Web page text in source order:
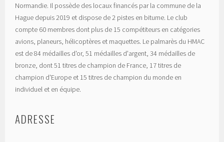
Normandie. Il possède des locaux financés par la commune de la
Hague depuis 2019 et dispose de 2 pistes en bitume. Le club
compte 60 membres dont plus de 15 compétiteurs en catégories
avions, planeurs, hélicoptères et maquettes. Le palmarès du HMAC
est de 84 médailles d'or, 51 médailles d'argent, 34 médailles de
bronze, dont 51 titres de champion de France, 17 titres de
champion d'Europe et 15 titres de champion du monde en
individuel et en équipe.
ADRESSE